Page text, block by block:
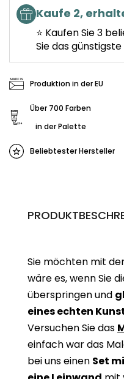
Kaufe 2,
⭐ Kaufen Sie 3
Sie das günstigste
Produktion in der EU
Über 700 Farben
in der Palette
Beliebtester Hersteller
Sie möchten mit
wäre es, wenn Sie
überspringen und
eines echten
Versuchen Sie das
einfach war das
bei uns einen Set